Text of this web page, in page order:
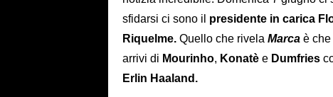
sfidarsi ci sono il presidente in carica
Riquelme. Quello che rivela Marca è
arrivi di Mourinho, Konatè e Dumfries
Erlin Haaland.